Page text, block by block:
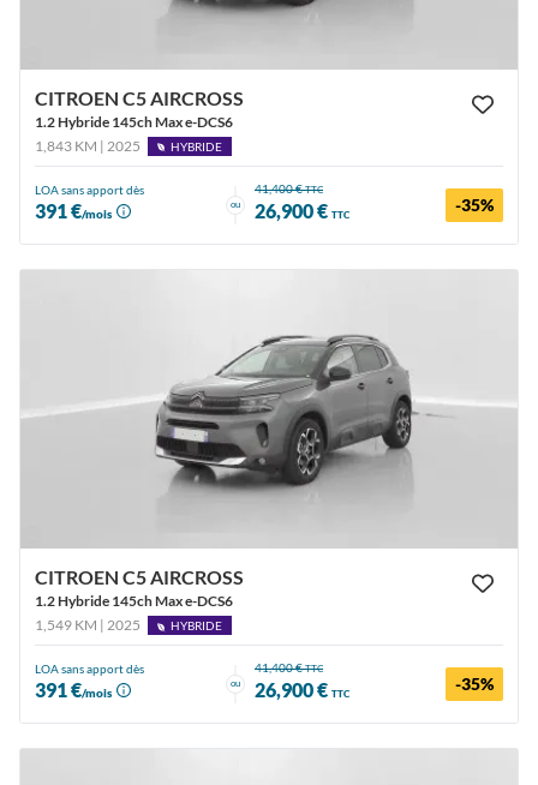
CITROEN C5 AIRCROSS
1.2 Hybride 145ch Max e-DCS6
1,843 KM | 2025
HYBRIDE
LOA sans apport dès
391 €/mois
ou
41,400 €TTC
26,900 € TTC -35%
CITROEN C5 AIRCROSS
1.2 Hybride 145ch Max e-DCS6
1,549 KM | 2025
HYBRIDE
LOA sans apport dès
391 €/mois
ou
41,400 €TTC
26,900 € TTC -35%